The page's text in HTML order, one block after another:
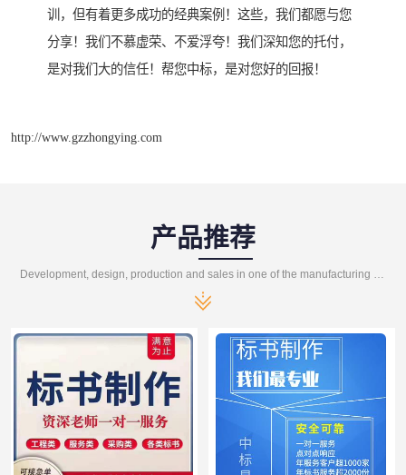
训，但有着更多成功的经典案例！这些，我们都愿与您
分享！我们不慕虚荣、不爱浮夸！我们深知您的托付，
是对我们大的信任！帮您中标，是对您好的回报！
http://www.gzzhongying.com
产品推荐